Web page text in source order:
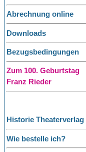
Abrechnung online
Downloads
Bezugsbedingungen
Zum 100. Geburtstag
Franz Rieder
Historie Theaterverlag
Wie bestelle ich?